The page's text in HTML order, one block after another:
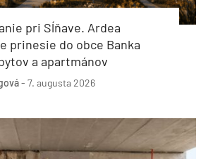
pri Sĺňave. Ardea
prinesie do obce Banka
a apartmánov
- 7. augusta 2026